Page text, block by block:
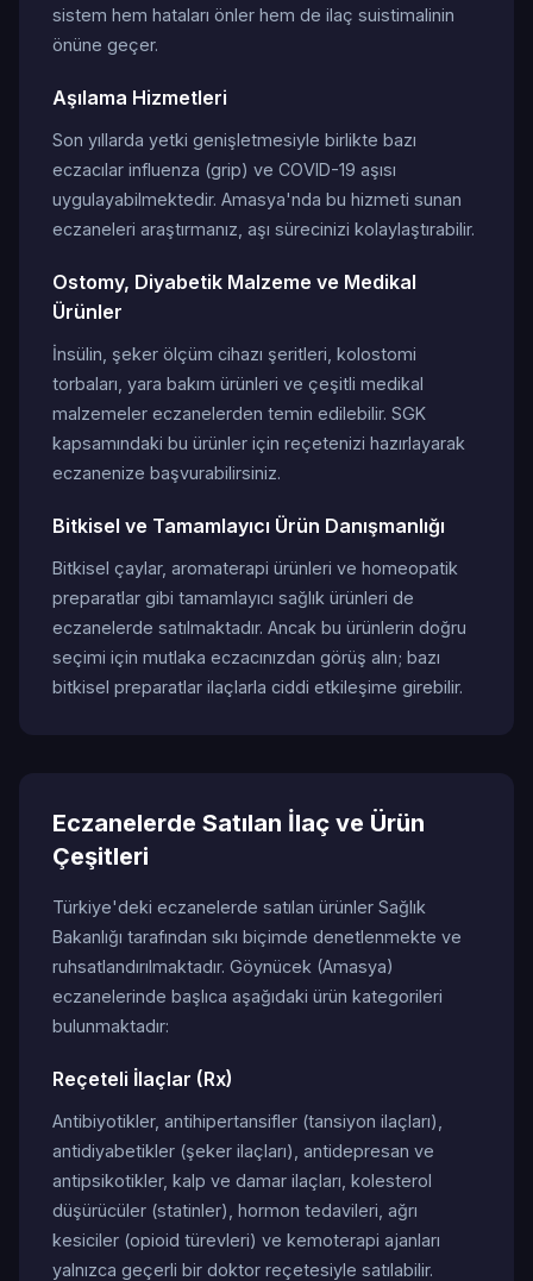
sistem hem hataları önler hem de ilaç suistimalinin
önüne geçer.
Aşılama Hizmetleri
Son yıllarda yetki genişletmesiyle birlikte bazı
eczacılar influenza (grip) ve COVID-19 aşısı
uygulayabilmektedir. Amasya'nda bu hizmeti sunan
eczaneleri araştırmanız, aşı sürecinizi kolaylaştırabilir.
Ostomy, Diyabetik Malzeme ve Medikal
Ürünler
İnsülin, şeker ölçüm cihazı şeritleri, kolostomi
torbaları, yara bakım ürünleri ve çeşitli medikal
malzemeler eczanelerden temin edilebilir. SGK
kapsamındaki bu ürünler için reçetenizi hazırlayarak
eczanenize başvurabilirsiniz.
Bitkisel ve Tamamlayıcı Ürün Danışmanlığı
Bitkisel çaylar, aromaterapi ürünleri ve homeopatik
preparatlar gibi tamamlayıcı sağlık ürünleri de
eczanelerde satılmaktadır. Ancak bu ürünlerin doğru
seçimi için mutlaka eczacınızdan görüş alın; bazı
bitkisel preparatlar ilaçlarla ciddi etkileşime girebilir.
Eczanelerde Satılan İlaç ve Ürün
Çeşitleri
Türkiye'deki eczanelerde satılan ürünler Sağlık
Bakanlığı tarafından sıkı biçimde denetlenmekte ve
ruhsatlandırılmaktadır. Göynücek (Amasya)
eczanelerinde başlıca aşağıdaki ürün kategorileri
bulunmaktadır:
Reçeteli İlaçlar (Rx)
Antibiyotikler, antihipertansifler (tansiyon ilaçları),
antidiyabetikler (şeker ilaçları), antidepresan ve
antipsikotikler, kalp ve damar ilaçları, kolesterol
düşürücüler (statinler), hormon tedavileri, ağrı
kesiciler (opioid türevleri) ve kemoterapi ajanları
yalnızca geçerli bir doktor reçetesiyle satılabilir.